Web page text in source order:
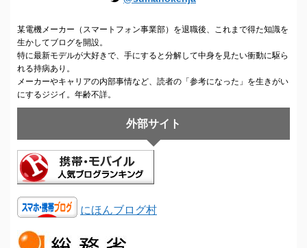
某電機メーカー（スマートフォン事業部）を退職後、これまで得た知識を
生かしてブログを開設。
特に最新モデルが大好きで、手にすると分解して中身を見たい衝動に駆ら
れる持病あり。
メーカーやキャリアの内部事情など、読者の「参考になった」を生きがい
にするジジイ。年齢不詳。
外部サイト
にほんブログ村